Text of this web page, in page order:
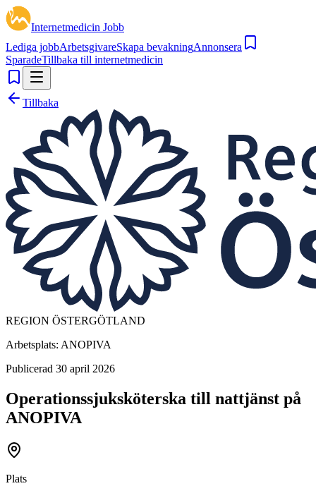
Internetmedicin Jobb
Lediga jobbArbetsgivareSkapa bevakningAnnonsera
SparadeTillbaka till internetmedicin
Tillbaka
REGION ÖSTERGÖTLAND
Arbetsplats: ANOPIVA
Publicerad 30 april 2026
Operationssjuksköterska till nattjänst på
ANOPIVA
Plats